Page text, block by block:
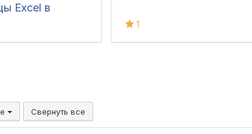
Excel в
1С:
1
Свернуть все